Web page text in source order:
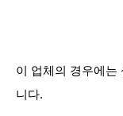
이 업체의 경우에는
니다.